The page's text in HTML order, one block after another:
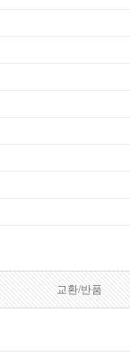
교환/반품